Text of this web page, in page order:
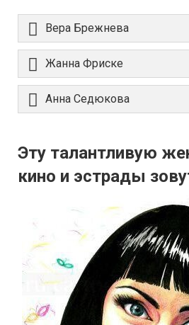
Вера Брежнева
Жанна Фриске
Анна Седюкова
Эту талантливую
кино и эстрады